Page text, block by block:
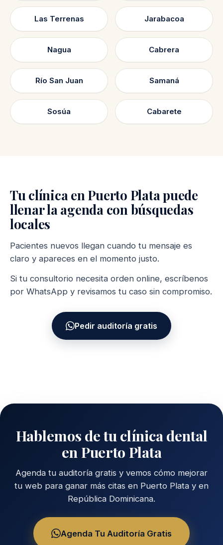
Las Terrenas Jarabacoa
Nagua Cabrera
Río San Juan Samaná
Sosúa Cabarete
Tu clínica en Puerto Plata puede
llenar la agenda con búsquedas
locales
Pacientes nuevos llegan cuando tu mensaje es
claro y apareces en el momento justo.
Si tu consultorio necesita orden online, escríbenos
por WhatsApp y revisamos tu caso sin compromiso.
Pedir auditoría gratis
Hablemos de tu clínica dental
en Puerto Plata
Agenda tu auditoría gratis y vemos cómo mejorar
tu web para ganar más citas en Puerto Plata y en
República Dominicana.
Agenda Tu Auditoría Gratis